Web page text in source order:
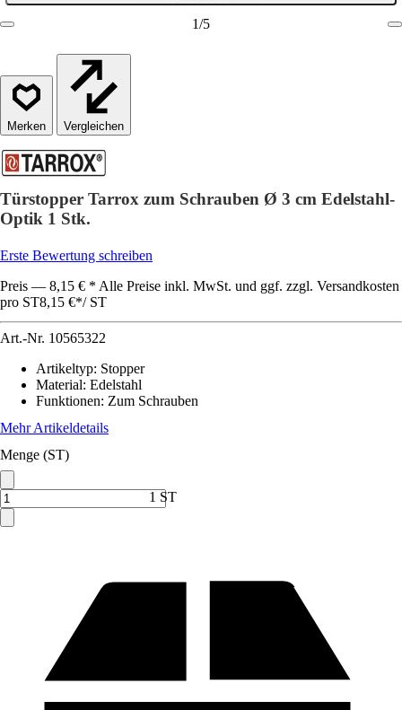
1/5
Vergleichen
Türstopper Tarrox zum Schrauben Ø 3 cm Edelstahl-
Optik 1 Stk.
Erste Bewertung schreiben
Preis — 8,15 € * Alle Preise inkl. MwSt. und ggf. zzgl. Versandkosten
pro ST8,15 €*/ ST
Art.-Nr. 10565322
Artikeltyp: Stopper
Material: Edelstahl
Funktionen: Zum Schrauben
Mehr Artikeldetails
Menge (ST)
1 ST